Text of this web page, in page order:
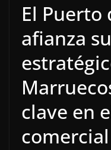
El Puerto
afianza
clave en
comercial